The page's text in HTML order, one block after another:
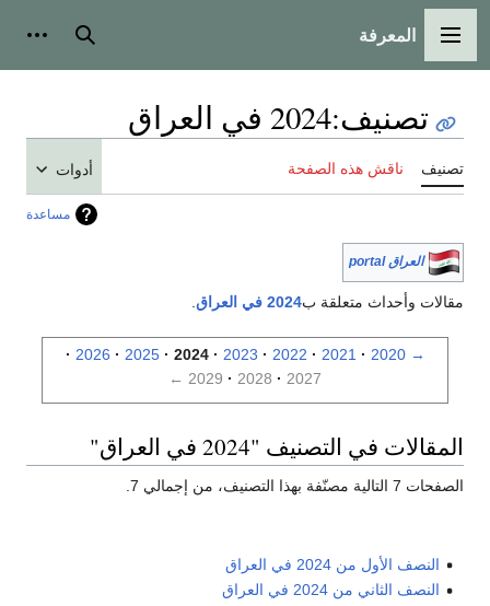
القائمة الرئيسية
المعرفة بحث
تصنيف:2024 في العراق
تصنيف ناقش هذه الصفحة أدوات
مساعدة
العراق portal
مقالات وأحداث متعلقة ب2024 في العراق
→
2020
2021
2022
2023
2024
2025
2026
2027
2028
2029
←
المقالات في التصنيف "2024 في العراق"
الصفحات 7 التالية مصنّفة بهذا التصنيف، من إجمالي 7.
النصف الأول من 2024 في العراق
النصف الثاني من 2024 في العراق